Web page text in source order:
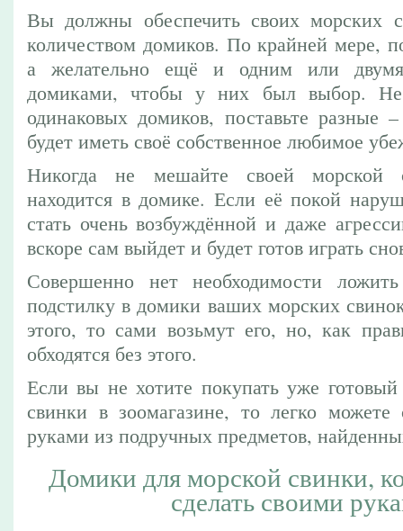
Вы должны обеспечить своих морских
количеством домиков. По крайней мере,
а желательно ещё и одним или двумя
домиками, чтобы у них был выбор. Не
одинаковых домиков, поставьте разные
будет иметь своё собственное любимое
Никогда не мешайте своей морской
находится в домике. Если её покой
стать очень возбуждённой и даже
вскоре сам выйдет и будет готов играть
Совершенно нет необходимости
подстилку в домики ваших морских
этого, то сами возьмут его, но, как
обходятся без этого.
Если вы не хотите покупать уже
свинки в зоомагазине, то легко можете
руками из подручных предметов,
Домики для морской свинки,
сделать своими